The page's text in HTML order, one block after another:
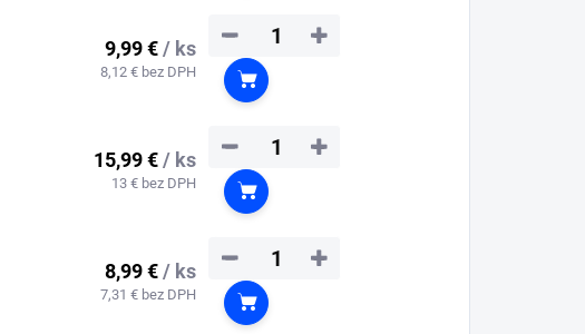
9,99 €/ ks
8,12 € bez DPH
+
−
Do košíka
15,99 €/ ks
13 € bez DPH
+
−
Do košíka
8,99 €/ ks
7,31 € bez DPH
+
−
Do košíka